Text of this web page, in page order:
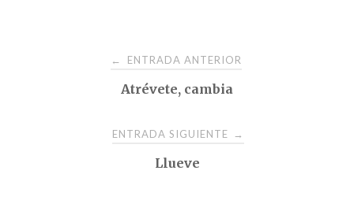
Navegación
← ENTRADA ANTERIOR
Atrévete, cambia
ENTRADA SIGUIENTE →
Llueve